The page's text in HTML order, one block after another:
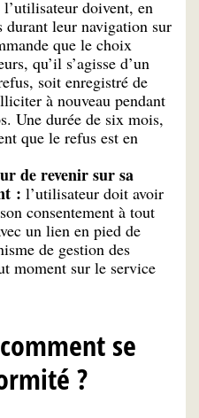
doivent, en
durant leur navigation sur
que le choix
qu’il s’agisse d’un
soit enregistré de
à nouveau pendant
Une durée de six mois,
que le refus est en
de revenir sur sa
: l’utilisateur doit avoir
consentement à tout
un lien en pied de
de gestion des
moment sur le service
se
?